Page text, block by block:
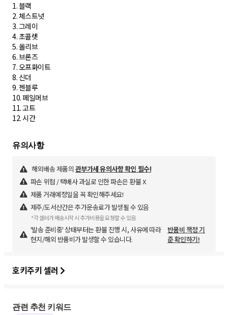
1. 블랙
2. 체스트넛
3. 그레이
4. 초콜렛
5. 올리브
6. 브론즈
7. 오프화이트
8. 신더
9. 젠블루
10. 페일머브
11. 고트
12. 시간
유의사항
해외배송 제품의 관부가세 유의사항 확인 필수!
파손 위험 / 택배사 과실로 인한 파손은 환불 X
제품 거래예정일을 꼭 확인해주세요!
제주/도서산간은 추가운송료가 발생될 수 있음
*각 셀러가 배송시작 시 추가비용을 요청할 수 있음
'발송 준비중' 상태부터는 환불 진행 시, 사유에 따라
현지/해외 반품비가 발생할 수 있습니다.
반품비 책정 기
준 확인하기!
호키주키 셀러
관련 추천 키워드